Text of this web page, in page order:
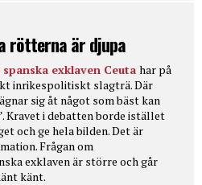
rötterna är djupa
exklaven Ceuta har på
inrikespolitiskt slagträ. Där
sig åt något som bäst kan
Kravet i debatten borde istället
och ge hela bilden. Det är
Frågan om
exklaven är större och går
känt.